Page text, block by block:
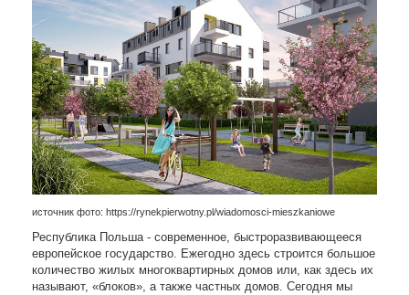
источник фото: https://rynekpierwotny.pl/wiadomosci-mieszkaniowe
Республика Польша - современное, быстроразвивающееся
европейское государство. Ежегодно здесь строится большое
количество жилых многоквартирных домов или, как здесь их
называют, «блоков», а также частных домов. Сегодня мы